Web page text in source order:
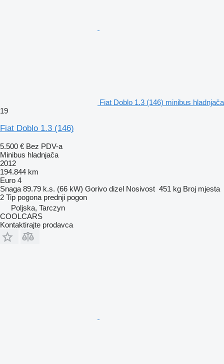
Fiat Doblo 1.3 (146) minibus hladnjača
19
Fiat Doblo 1.3 (146)
5.500 € Bez PDV-a
Minibus hladnjača
2012
194.844 km
Euro 4
Snaga 89.79 k.s. (66 kW) Gorivo dizel Nosivost 451 kg Broj mjesta
2 Tip pogona prednji pogon
Poljska, Tarczyn
COOLCARS
Kontaktirajte prodavca